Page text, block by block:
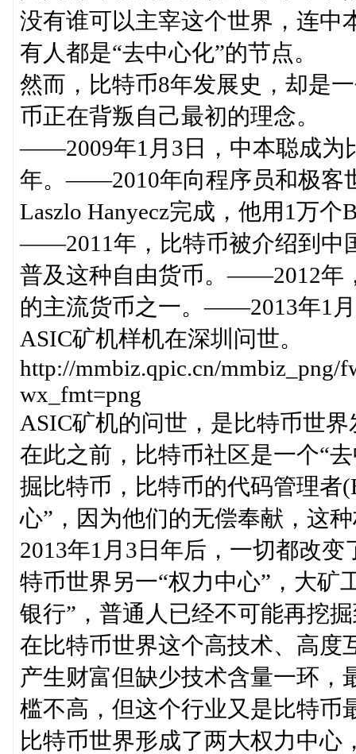
没有谁可以主宰这个世界，连中
有人都是“去中心化”的节点。
然而，比特币8年发展史，却是
币正在背叛自己最初的理念。
——2009年1月3日，中本聪成为
年。——2010年向程序员和极客
Laszlo Hanyecz完成，他用1万
——2011年，比特币被介绍到中
普及这种自由货币。——2012年
的主流货币之一。——2013年1
ASIC矿机样机在深圳问世。
http://mmbiz.qpic.cn/
wx_fmt=png
ASIC矿机的问世，是比特币世
在此之前，比特币社区是一个“
掘比特币，比特币的代码管理者
心”，因为他们的无偿奉献，这
2013年1月3日年后，一切都改
特币世界另一“权力中心”，大矿
银行”，普通人已经不可能再挖
在比特币世界这个高技术、高度
产生财富但缺少技术含量一环，
槛不高，但这个行业又是比特币
比特币世界形成了两大权力中心